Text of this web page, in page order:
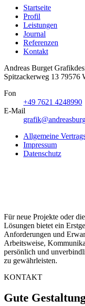
Startseite
Profil
Leistungen
Journal
Referenzen
Kontakt
Andreas Burget
Spitzackerweg 13 79576
Fon
+49 7621 4248990
E-Mail
Allgemeine
Impressum
Datenschutz
Für neue Projekte oder
Lösungen bietet ein
Anforderungen und
Arbeitsweise,
persönlich und
zu gewährleisten.
KONTAKT
Gute